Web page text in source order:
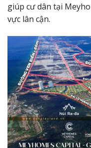
giúp cư dân tại
vực lân cận.